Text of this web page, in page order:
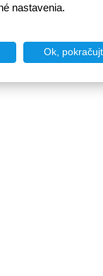
nastavenia.
Ok,